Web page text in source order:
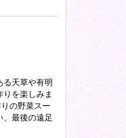
る天草や有明
を楽しみま
の野菜スー
最後の遠足